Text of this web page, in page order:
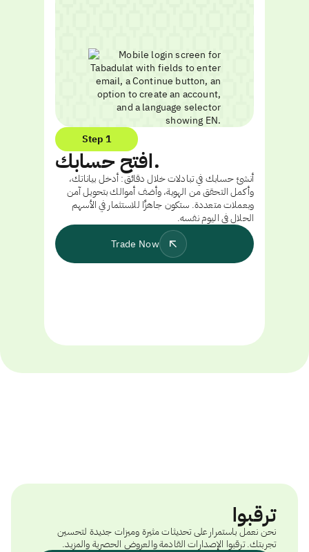
Step 1
افتح حسابك.
أنشئ حسابك في تبادلات خلال دقائق: أدخل بياناتك،
وأكمل التحقق من الهوية، وأضف أموالك بتحويل آمن
وبعملات متعددة. ستكون جاهزًا للاستثمار في الأسهم
الحلال في اليوم نفسه.
Trade Now
ترقبوا
نحن نعمل باستمرار على تحديثات مثيرة وميزات جديدة لتحسين
تجربتك. ترقبوا الإصدارات القادمة والعروض الحصرية والمزيد.